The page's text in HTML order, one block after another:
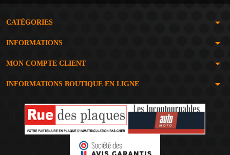
CATÉGORIES arrow_drop_down
INFORMATIONS arrow_drop_down
MON COMPTE CLIENT arrow_drop_down
INFORMATIONS BOUTIQUE EN LIGNE arrow_drop_down